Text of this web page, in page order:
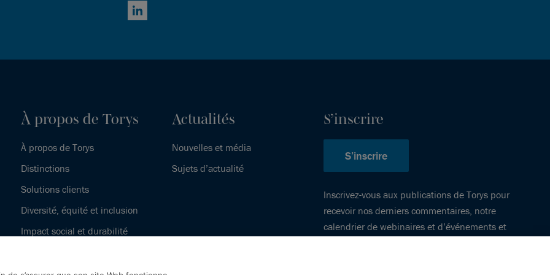
LinkedIn
À propos de Torys
À propos de Torys
Distinctions
Solutions clients
Diversité, équité et inclusion
Impact social et durabilité
Actualités
Nouvelles et média
Sujets d’actualité
S’inscrire
S’inscrire
Inscrivez-vous aux publications de Torys pour
recevoir nos derniers commentaires, notre
calendrier de webinaires et d’événements et